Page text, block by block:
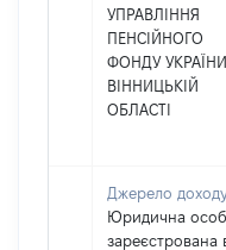
УПРАВЛІННЯ
ПЕНСІЙНОГО
ФОНДУ
ВІННИЦЬКІЙ
ОБЛАСТІ
Джерело
Юридична
зареєстрована